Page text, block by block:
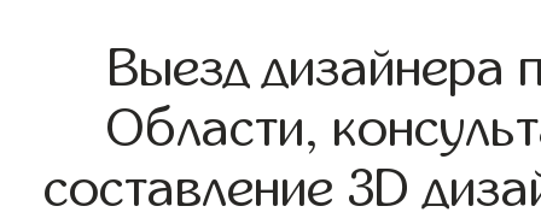
Выезд дизайнера
Области,
составление 3D